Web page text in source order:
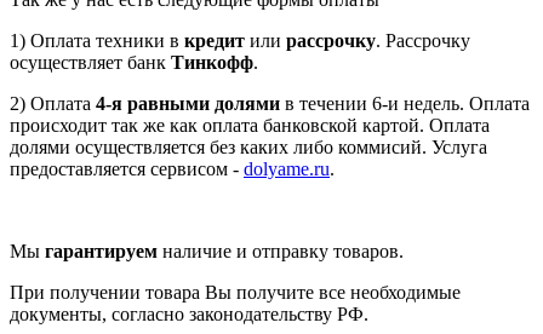
1) Оплата техники в кредит или рассрочку. Рассрочку
осуществляет банк Тинкофф.
2) Оплата 4-я равными долями в течении 6-и недель. Оплата
происходит так же как оплата банковской картой. Оплата
долями осуществляется без каких либо коммисий. Услуга
предоставляется сервисом - dolyame.ru.
Мы гарантируем наличие и отправку товаров.
При получении товара Вы получите все необходимые
документы, согласно законодательству РФ.